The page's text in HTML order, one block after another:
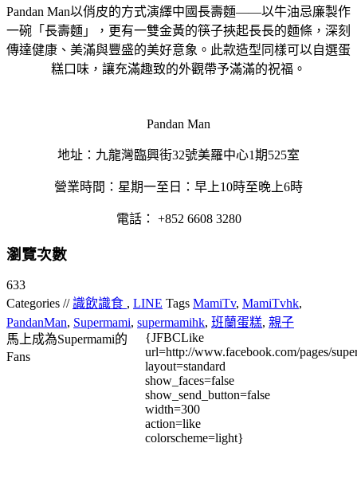
Pandan Man以俏皮的方式演繹中國長壽麵——以牛油忌廉製作
一碗「長壽麵」，更有一雙金黃的筷子挾起長長的麵條，深刻
傳達健康、美滿與豐盛的美好意象。此款造型同樣可以自選蛋
糕口味，讓充滿趣致的外觀帶予滿滿的祝福。
Pandan Man
地址：九龍灣臨興街32號美羅中心1期525室
營業時間：星期一至日：早上10時至晚上6時
電話： +852 6608 3280
瀏覽次數
633
Categories //識飲識食 , LINE Tags MamiTv, MamiTvhk,
PandanMan, Supermami, supermamihk, 班蘭蛋糕, 親子
馬上成為Supermami的
Fans
{JFBCLike
url=http://www.facebook.com/pages/
layout=standard
show_faces=false
show_send_button=false
width=300
action=like
colorscheme=light}